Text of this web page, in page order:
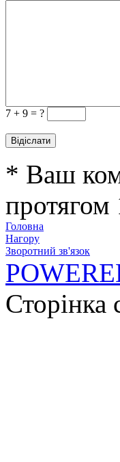
7 + 9 = ?
* Ваш
протягом
Головна
Нагору
Зворотний зв'язок
Сторінка